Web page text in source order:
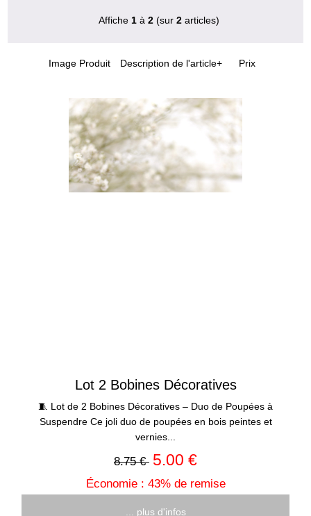
Affiche 1 à 2 (sur 2 articles)
Image Produit Description de l'article+ Prix
Lot 2 Bobines Décoratives
🧵 Lot de 2 Bobines Décoratives – Duo de Poupées à
Suspendre Ce joli duo de poupées en bois peintes et
vernies...
8.75 € 5.00 €
Économie : 43% de remise
... plus d'infos